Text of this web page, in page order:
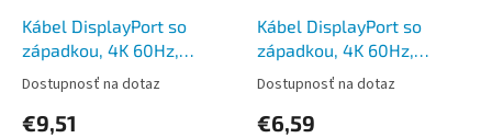
Kábel DisplayPort so
západkou, 4K 60Hz,
(Samec/Samec), 3.05m
Dostupnosť na dotaz
€9,51
Kábel DisplayPort so
západkou, 4K 60Hz,
(Samec/Samec), 1.83m
Dostupnosť na dotaz
€6,59